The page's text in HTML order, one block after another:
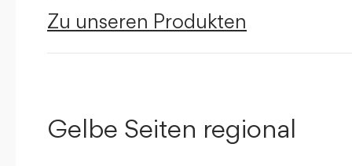
Zu unseren Produkten
Gelbe Seiten regional